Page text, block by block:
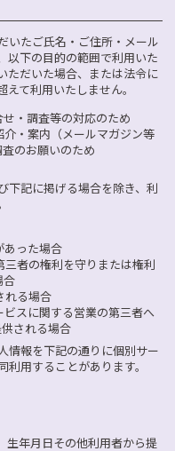
いたご氏名・ご住所・メール
以下の目的の範囲で利用いた
ただいた場合、または法令に
て利用いたしません。
せ・調査等の対応のため
介・案内（メールマガジン等
のお願いのため
下記に掲げる場合を除き、利
あった場合
三者の権利を守りまたは権利
合
れる場合
ビスに関する営業の第三者へ
される場合
情報を下記の通りに個別サー
用することがあります。
生年月日その他利用者から提